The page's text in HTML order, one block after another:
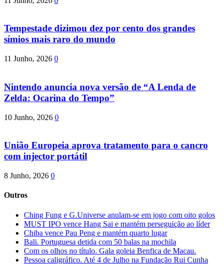
Tempestade dizimou dez por cento dos grandes
símios mais raro do mundo
11 Junho, 2026 0
Nintendo anuncia nova versão de “A Lenda de
Zelda: Ocarina do Tempo”
10 Junho, 2026 0
União Europeia aprova tratamento para o cancro
com injector portátil
8 Junho, 2026 0
Outros
Ching Fung e G.Universe anulam-se em jogo com oito golos
MUST IPO vence Hang Sai e mantém perseguição ao líder
Chiba vence Pau Peng e mantém quarto lugar
Bali. Portuguesa detida com 50 balas na mochila
Com os olhos no título. Gala goleia Benfica de Macau.
Pessoa caligráfico. Até 4 de Julho na Fundação Rui Cunha